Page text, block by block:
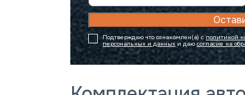
Подтверждаю что ознакомлен(а) сполитикой
персональных и данных и даюсогласие на